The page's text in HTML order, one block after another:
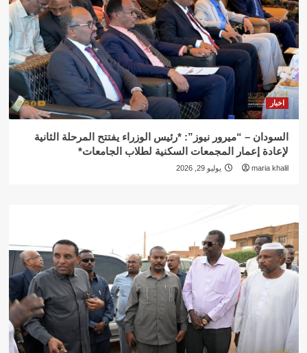
اخبار
السودان – “ميرور نيوز”: *رئيس الوزراء يفتتح المرحلة الثانية
لإعادة إعمار المجمعات السكنية لطلاب الجامعات*
maria khalil يوليو 29, 2026